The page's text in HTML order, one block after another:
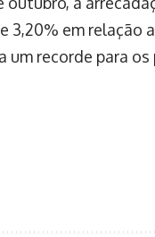
3,20% em relação
recorde para